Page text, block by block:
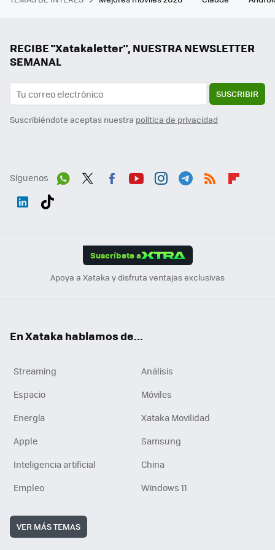
RECIBE "Xatakaletter", NUESTRA NEWSLETTER
SEMANAL
SUSCRIBIR
Suscribiéndote aceptas nuestra política de privacidad
Síguenos
Suscríbete a
Apoya a Xataka y disfruta ventajas exclusivas
En Xataka hablamos de...
Streaming
Análisis
Espacio
Móviles
Energía
Xataka Movilidad
Apple
Samsung
Inteligencia artificial
China
Empleo
Windows 11
VER MÁS TEMAS